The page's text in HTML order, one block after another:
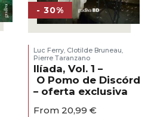
- 30%
Luc Ferry, Clotilde Bruneau
Pierre Taranzano
Ilíada, Vol. 1 –
O Pomo de Discórdia
– oferta exclusiva
From 20,99 €